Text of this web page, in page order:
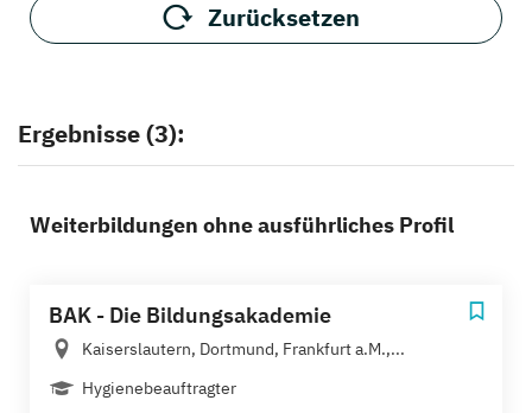
Zurücksetzen
Ergebnisse (3):
Weiterbildungen ohne ausführliches Profil
BAK - Die Bildungsakademie
Kaiserslautern, Dortmund, Frankfurt a.M.,...
Hygienebeauftragter